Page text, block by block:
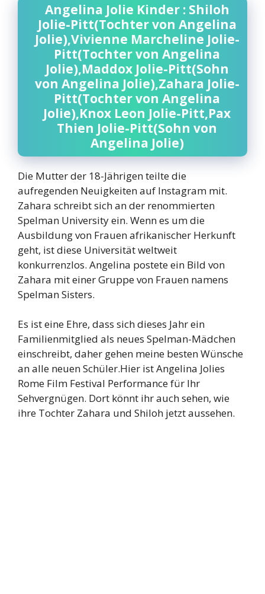
Angelina Jolie Kinder : Shiloh
Jolie-Pitt(Tochter von Angelina
Jolie),Vivienne Marcheline Jolie-
Pitt(Tochter von Angelina
Jolie),Maddox Jolie-Pitt(Sohn
von Angelina Jolie),Zahara Jolie-
Pitt(Tochter von Angelina
Jolie),Knox Leon Jolie-Pitt,Pax
Thien Jolie-Pitt(Sohn von
Angelina Jolie)
Die Mutter der 18-Jährigen teilte die
aufregenden Neuigkeiten auf Instagram mit.
Zahara schreibt sich an der renommierten
Spelman University ein. Wenn es um die
Ausbildung von Frauen afrikanischer Herkunft
geht, ist diese Universität weltweit
konkurrenzlos. Angelina postete ein Bild von
Zahara mit einer Gruppe von Frauen namens
Spelman Sisters.
Es ist eine Ehre, dass sich dieses Jahr ein
Familienmitglied als neues Spelman-Mädchen
einschreibt, daher gehen meine besten Wünsche
an alle neuen Schüler.Hier ist Angelina Jolies
Rome Film Festival Performance für Ihr
Sehvergnügen. Dort könnt ihr auch sehen, wie
ihre Tochter Zahara und Shiloh jetzt aussehen.